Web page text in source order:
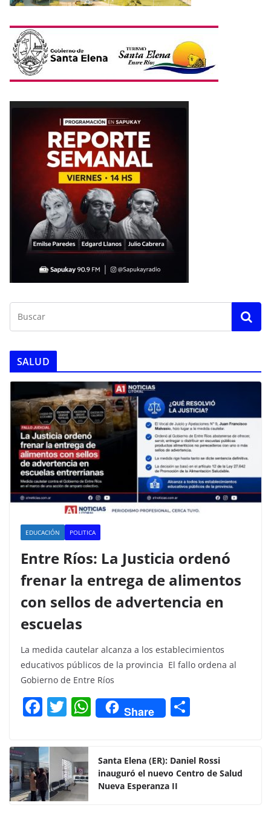
SALUD
EDUCACIÓN POLITICA
Entre Ríos: La Justicia ordenó
frenar la entrega de alimentos
con sellos de advertencia en
escuelas
La medida cautelar alcanza a los establecimientos
educativos públicos de la provincia El fallo ordena al
Gobierno de Entre Ríos
F
c
e
b
o
T
itt
er
W
h
s
A
Share
p
ar
Santa Elena (ER): Daniel Rossi
inauguró el nuevo Centro de Salud
Nueva Esperanza II